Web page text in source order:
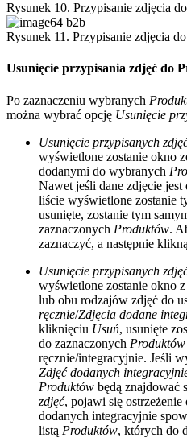
Rysunek 10. Przypisanie zdjęcia
Rysunek 11. Przypisanie zdjęcia
Usunięcie przypisania zdjęć do
Po zaznaczeniu wybranych
można wybrać opcję Usunięcie
Usunięcie przypisanych
wyświetlone zostanie okno
dodanymi do wybranych
Nawet jeśli dane zdjęcie jest
liście wyświetlone zostanie
usunięte, zostanie tym
zaznaczonych Produktów.
zaznaczyć, a następnie
Usunięcie przypisanych
wyświetlone zostanie okno
lub obu rodzajów zdjęć do
ręcznie/Zdjęcia dodane
kliknięciu Usuń, usunięte
do zaznaczonych Produktów
ręcznie/integracyjnie. Jeśli
Zdjęć dodanych
Produktów będą znajdować
zdjęć, pojawi się
dodanych integracyjnie
listą Produktów, których do